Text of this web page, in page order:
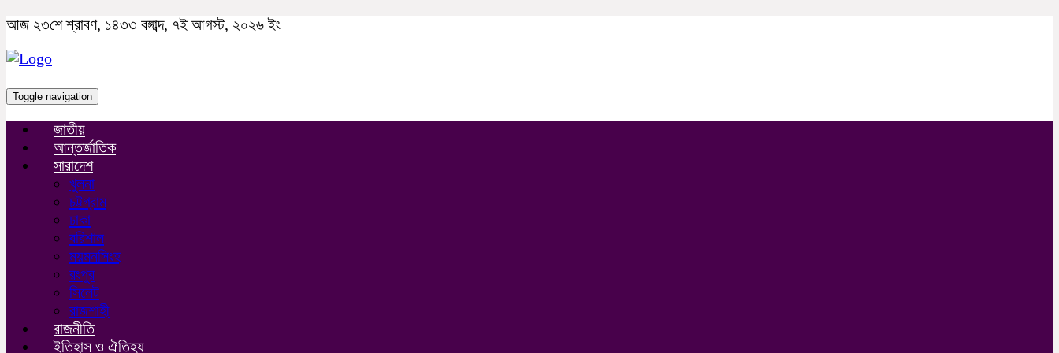
আজ ২৩শে শ্রাবণ, ১৪৩৩ বঙ্গাব্দ, ৭ই আগস্ট, ২০২৬ ইং
Toggle navigation
জাতীয়
আন্তর্জাতিক
সারাদেশ
খুলনা
চট্টগ্রাম
ঢাকা
বরিশাল
ময়মনসিংহ
রংপুর
সিলেট
রাজশাহী
রাজনীতি
ইতিহাস ও ঐতিহ্য